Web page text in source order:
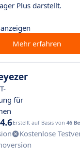
Plus darstellt.
Mehr erfahren
für
4.6Erstellt auf Basis von 46
Kostenlose